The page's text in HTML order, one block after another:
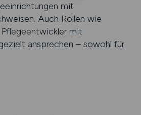
mit
Auch Rollen wie
mit
ansprechen – sowohl für